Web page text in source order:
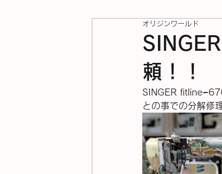
- RICCAR - − 足踏みミシ
頼！！
オリジンワールド
SINGER
との事での分解修